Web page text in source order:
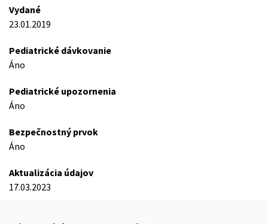
Vydané
23.01.2019
Pediatrické dávkovanie
Áno
Pediatrické upozornenia
Áno
Bezpečnostný prvok
Áno
Aktualizácia údajov
17.03.2023